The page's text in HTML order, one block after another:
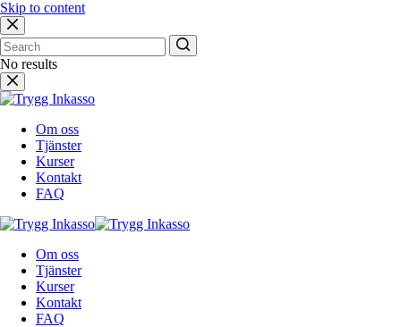
Skip to content
No results
Om oss
Tjänster
Kurser
Kontakt
FAQ
Om oss
Tjänster
Kurser
Kontakt
FAQ